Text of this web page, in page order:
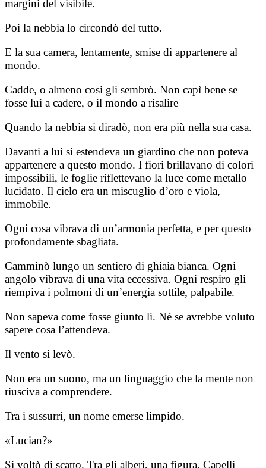
margini del visibile.
Poi la nebbia lo circondò del tutto.
E la sua camera, lentamente, smise di appartenere al
mondo.
Cadde, o almeno così gli sembrò. Non capì bene se
fosse lui a cadere, o il mondo a risalire
Quando la nebbia si diradò, non era più nella sua casa.
Davanti a lui si estendeva un giardino che non poteva
appartenere a questo mondo. I fiori brillavano di colori
impossibili, le foglie riflettevano la luce come metallo
lucidato. Il cielo era un miscuglio d’oro e viola,
immobile.
Ogni cosa vibrava di un’armonia perfetta, e per questo
profondamente sbagliata.
Camminò lungo un sentiero di ghiaia bianca. Ogni
angolo vibrava di una vita eccessiva. Ogni respiro gli
riempiva i polmoni di un’energia sottile, palpabile.
Non sapeva come fosse giunto lì. Né se avrebbe voluto
sapere cosa l’attendeva.
Il vento si levò.
Non era un suono, ma un linguaggio che la mente non
riusciva a comprendere.
Tra i sussurri, un nome emerse limpido.
«Lucian?»
Si voltò di scatto. Tra gli alberi, una figura. Capelli